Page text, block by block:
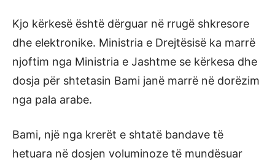
Kjo kërkesë është dërguar në rrugë shkresore
dhe elektronike. Ministria e Drejtësisë ka marrë
njoftim nga Ministria e Jashtme se kërkesa dhe
dosja për shtetasin Bami janë marrë në dorëzim
nga pala arabe.
Bami, një nga krerët e shtatë bandave të
hetuara në dosjen voluminoze të mundësuar